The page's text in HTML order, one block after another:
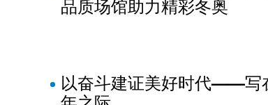
品质场馆助力精彩冬奥
以奋斗建证美好时代——写